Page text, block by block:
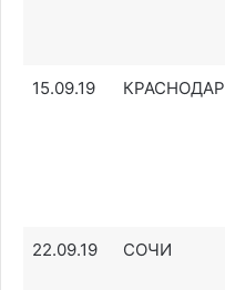
15.09.19 КРАСНОДАР
22.09.19 СОЧИ